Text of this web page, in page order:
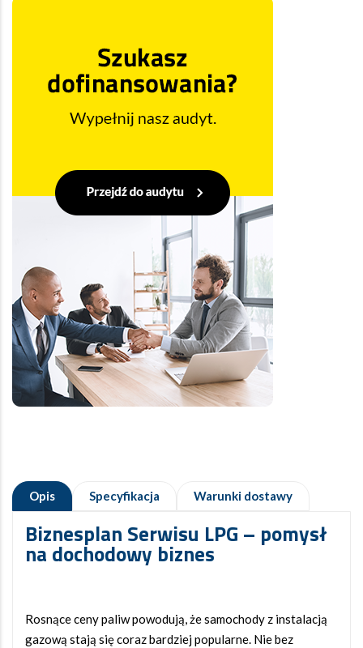
Opis Specyfikacja Warunki dostawy
Biznesplan Serwisu LPG – pomysł
na dochodowy biznes
Rosnące ceny paliw powodują, że samochody z instalacją
gazową stają się coraz bardziej popularne. Nie bez